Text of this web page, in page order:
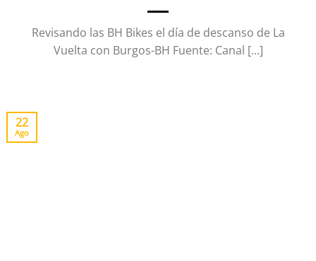
Revisando las BH Bikes el día de descanso de La
Vuelta con Burgos-BH Fuente: Canal [...]
22
Ago